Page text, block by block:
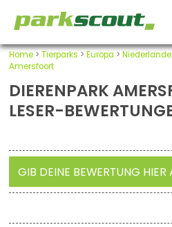
Home> Tierparks > Europa > Niederlande
Amersfoort
DIERENPARK
LESER-
GIB DEINE BEWERTUNG HIER